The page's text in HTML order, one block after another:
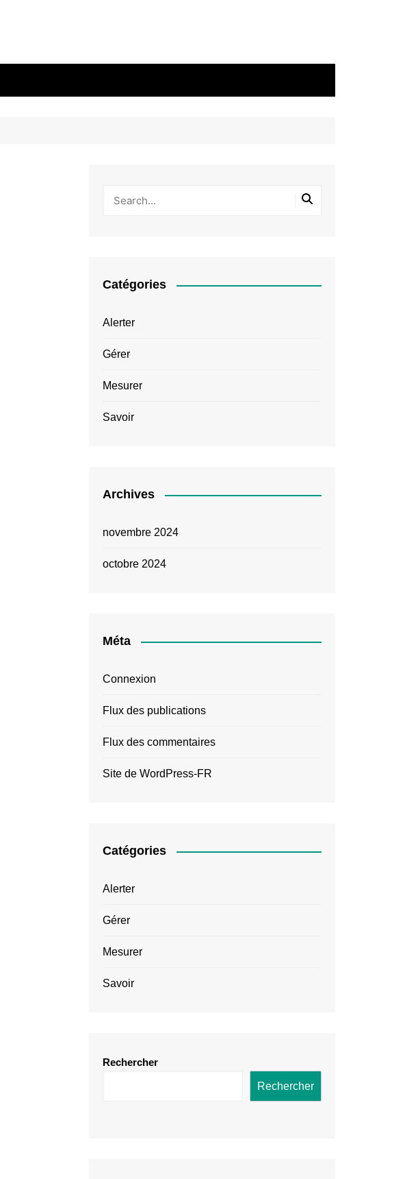
Catégories
Alerter
Gérer
Mesurer
Savoir
Archives
novembre 2024
octobre 2024
Méta
Connexion
Flux des publications
Flux des commentaires
Site de WordPress-FR
Catégories
Alerter
Gérer
Mesurer
Savoir
Rechercher
Rechercher